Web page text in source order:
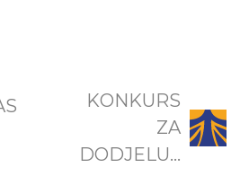
KONKURS
ZA
DODJELU...